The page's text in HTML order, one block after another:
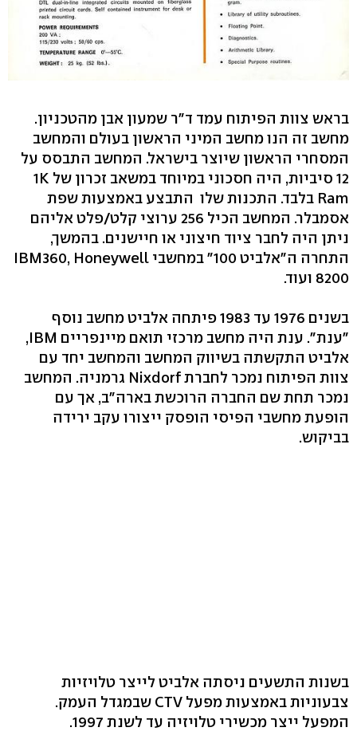
בראש צוות הפיתוח עמד ד"ר שמעון אבן מהטכניון.
מחשב זה הנו מחשב המיני הראשון בעולם והמחשב
המסחרי הראשון שיוצר בישראל. המחשב התבסס על
12 סיביות, היה חסכוני במיוחד במשאב זכרון של 1K
Ram בלבד. התכנות שלו התבצע באמצעות שפת
אסמבלר. המחשב הכיל 256 ערוצי קלט/פלט אליהם
ניתן היה לחבר ציוד חיצוני או חיישנים. בהמשך,
התחרה ה"אלביט 100" במחשבי IBM360, Honeywell
8200 ועוד.
בשנים 1976 עד 1983 פיתחה אלביט מחשב נוסף
"ענת". ענת היה מחשב מרכזי תואם מיינפריים IBM,
אלביט התקשתה בשיווק המחשב והמחשב יחד עם
צוות הפיתוח נמכר לחברת Nixdorf גרמניה. המחשב
נמכר תחת שם החברה הרוכשת בארה"ב, אך עם
הופעת מחשבי הפיסי הופסק ייצורו עקב ירידה
בביקוש.
בשנות התשעים ניסתה אלביט לייצר טלויזיות
צבעוניות באמצעות מפעל CTV שבמגדל העמק.
המפעל ייצר מכשירי טלויזיה עד לשנת 1997.